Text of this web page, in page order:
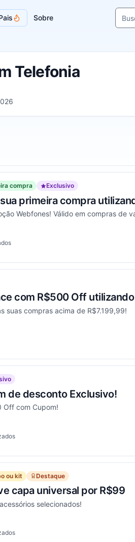
Sobre
Telefonia
compra Exclusivo
primeira compra
Webfones! Válido em compras de
com R$500 Off
suas compras acima de R$7.199,99!
de desconto Exclusivo!
Off com Cupom!
ou kit Destaque
capa universal por R$99
selecionados!